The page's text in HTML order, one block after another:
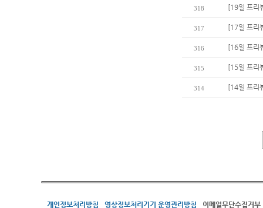
318 [19일 프리
317 [17일 프리
316 [16일 프리
315 [15일 프리
314 [14일 프리
개인정보처리방침 영상정보처리기기 운영관리방침 이메일무단수집거부